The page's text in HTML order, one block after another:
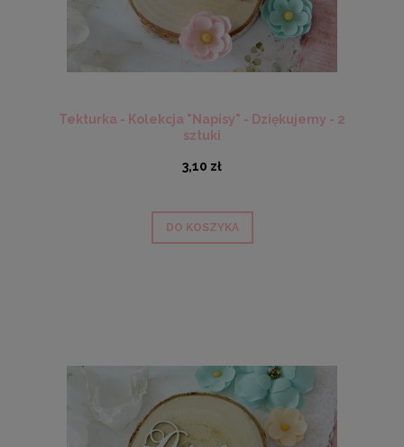
Tekturka - Kolekcja "Napisy" - Dziękujemy - 2
sztuki
3,10 zł
DO KOSZYKA